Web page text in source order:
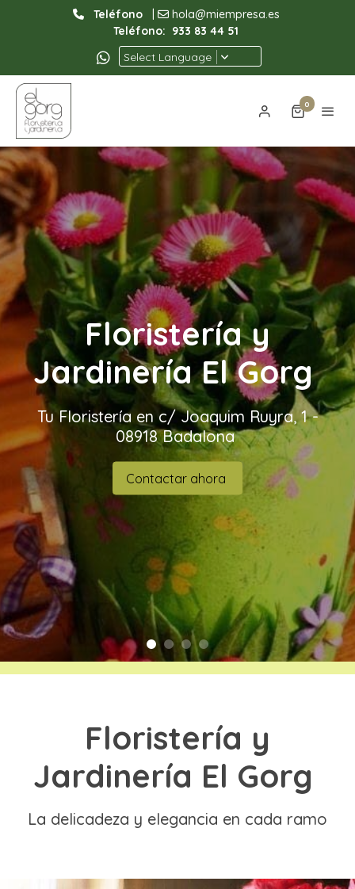
Teléfono|
hola@miempresa.es
Teléfono: 933 83 44 51
Select Language
0
Floristería y
Jardinería El Gorg
Tu Floristería en c/ Joaquim Ruyra, 1 -
08918 Badalona
Contactar ahora
Floristería y
Jardinería El Gorg
La delicadeza y elegancia en cada ramo